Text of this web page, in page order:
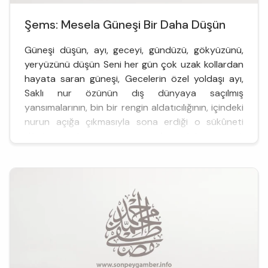
Şems: Mesela Güneşi Bir Daha Düşün
Güneşi düşün, ayı, geceyi, gündüzü, gökyüzünü,
yeryüzünü düşün Seni her gün çok uzak kollardan
hayata saran güneşi, Gecelerin özel yoldaşı ayı,
Saklı nur özünün dış dünyaya saçılmış
yansımalarının, bin bir rengin aldatıcılığının, içindeki
nurun açığa çıkmasıyla sona erdiği o sükûneti
illa k...